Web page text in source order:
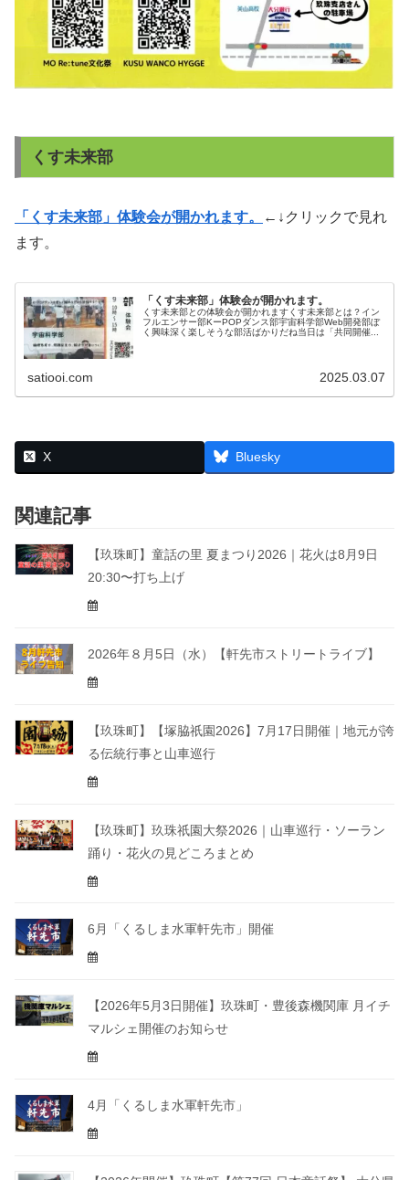
くす未来部
「くす未来部」体験会が開かれます。
←↓クリックで見れ
ます。
「くす未来部」体験会が開かれます。
くす未来部との体験会が開かれますくす未来部とは？イン
フルエンサー部KーPOPダンス部宇宙科学部Web開発部ぼ
く興味深く楽しそうな部活ばかりだね当日は「共同開催...
satiooi.com 2025.03.07
X Bluesky
関連記事
【玖珠町】童話の里 夏まつり2026｜花火は8月9日
20:30〜打ち上げ
2026年８月5日（水）【軒先市ストリートライブ】
【玖珠町】【塚脇祇園2026】7月17日開催｜地元が誇
る伝統行事と山車巡行
【玖珠町】玖珠祇園大祭2026｜山車巡行・ソーラン
踊り・花火の見どころまとめ
6月「くるしま水軍軒先市」開催
【2026年5月3日開催】玖珠町・豊後森機関庫 月イチ
マルシェ開催のお知らせ
4月「くるしま水軍軒先市」